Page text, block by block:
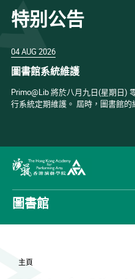
特别公告
04 AUG 2026
圖書館系統維護
Primo@Lib 將於八月九日(星期日)
行系統定期維護。 屆時，圖書館
圖書館
主頁